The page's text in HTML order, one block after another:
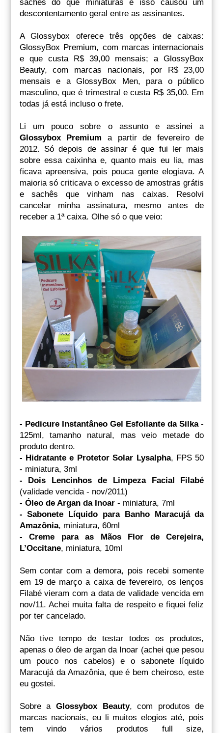
sachês do que miniaturas e isso causou um
descontentamento geral entre as assinantes.
A Glossybox oferece três opções de caixas:
GlossyBox Premium, com marcas internacionais
e que custa R$ 39,00 mensais; a GlossyBox
Beauty, com marcas nacionais, por R$ 23,00
mensais e a GlossyBox Men, para o público
masculino, que é trimestral e custa R$ 35,00. Em
todas já está incluso o frete.
Li um pouco sobre o assunto e assinei a
Glossybox Premium a partir de fevereiro de
2012. Só depois de assinar é que fui ler mais
sobre essa caixinha e, quanto mais eu lia, mas
ficava apreensiva, pois pouca gente elogiava. A
maioria só criticava o excesso de amostras grátis
e sachês que vinham nas caixas. Resolvi
cancelar minha assinatura, mesmo antes de
receber a 1ª caixa. Olhe só o que veio:
- Pedicure Instantâneo Gel Esfoliante da Silka-
125ml, tamanho natural, mas veio metade do
produto dentro.
- Hidratante e Protetor Solar Lysalpha, FPS 50
- miniatura, 3ml
- Dois Lencinhos de Limpeza Facial Filabé
(validade vencida - nov/2011)
- Óleo de Argan da Inoar- miniatura, 7ml
- Sabonete Líquido para Banho Maracujá da
Amazônia, miniatura, 60ml
- Creme para as Mãos Flor de Cerejeira,
L’Occitane, miniatura, 10ml
Sem contar com a demora, pois recebi somente
em 19 de março a caixa de fevereiro, os lenços
Filabé vieram com a data de validade vencida em
nov/11. Achei muita falta de respeito e fiquei feliz
por ter cancelado.
Não tive tempo de testar todos os produtos,
apenas o óleo de argan da Inoar (achei que pesou
um pouco nos cabelos) e o sabonete líquido
Maracujá da Amazônia, que é bem cheiroso, este
eu gostei.
Sobre a Glossybox Beauty, com produtos de
marcas nacionais, eu li muitos elogios até, pois
tem vindo vários produtos full size,